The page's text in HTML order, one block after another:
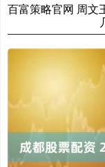
百富策略官网 周文